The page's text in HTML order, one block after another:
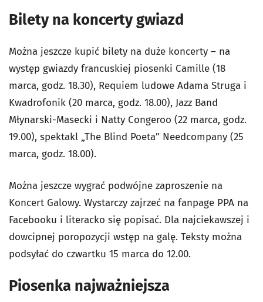
Bilety na koncerty gwiazd
Można jeszcze kupić bilety na duże koncerty – na
występ gwiazdy francuskiej piosenki Camille (18
marca, godz. 18.30), Requiem ludowe Adama Struga i
Kwadrofonik (20 marca, godz. 18.00), Jazz Band
Młynarski-Masecki i Natty Congeroo (22 marca, godz.
19.00), spektakl „The Blind Poeta” Needcompany (25
marca, godz. 18.00).
Można jeszcze wygrać podwójne zaproszenie na
Koncert Galowy. Wystarczy zajrzeć na fanpage PPA na
Facebooku i literacko się popisać. Dla najciekawszej i
dowcipnej poropozycji wstęp na galę. Teksty można
podsyłać do czwartku 15 marca do 12.00.
Piosenka najważniejsza